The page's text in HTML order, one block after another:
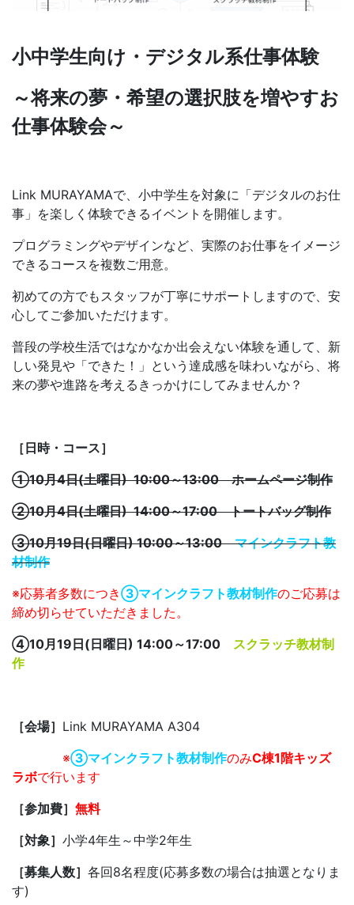
小中学生向け・デジタル系仕事体験
～将来の夢・希望の選択肢を増やすお
仕事体験会～
Link MURAYAMAで、小中学生を対象に「デジタルのお仕
事」を楽しく体験できるイベントを開催します。
プログラミングやデザインなど、実際のお仕事をイメージ
できるコースを複数ご用意。
初めての方でもスタッフが丁寧にサポートしますので、安
心してご参加いただけます。
普段の学校生活ではなかなか出会えない体験を通して、新
しい発見や「できた！」という達成感を味わいながら、将
来の夢や進路を考えるきっかけにしてみませんか？
［日時・コース］
①10月4日(土曜日) 10:00～13:00
ホームページ制作
②10月4日(土曜日) 14:00～17:00
トートバッグ制作
③10月19日(日曜日) 10:00～13:00
マインクラフト教
材制作
※応募者多数につき③マインクラフト教材制作のご応募は
締め切らせていただきました。
④10月19日(日曜日) 14:00～17:00
スクラッチ教材制
作
［会場］ Link MURAYAMA A304
※③マインクラフト教材制作のみC棟1階キッズ
ラボで行います
［参加費］ 無料
［対象］ 小学4年生～中学2年生
［募集人数］ 各回8名程度(応募多数の場合は抽選となりま
す)